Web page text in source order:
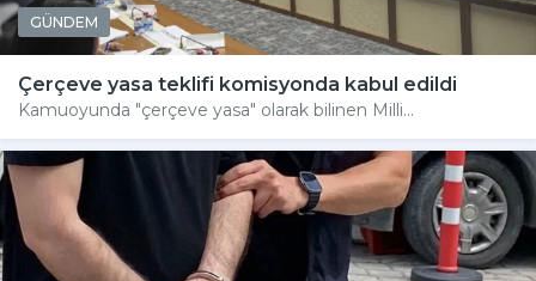
GÜNDEM
Çerçeve yasa teklifi komisyonda kabul edildi
Kamuoyunda "çerçeve yasa" olarak bilinen Milli...